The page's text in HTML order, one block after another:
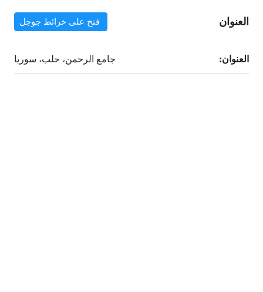
العنوان فتح على خرائط جوجل
العنوان: جامع الرحمن، حلب، سوريا